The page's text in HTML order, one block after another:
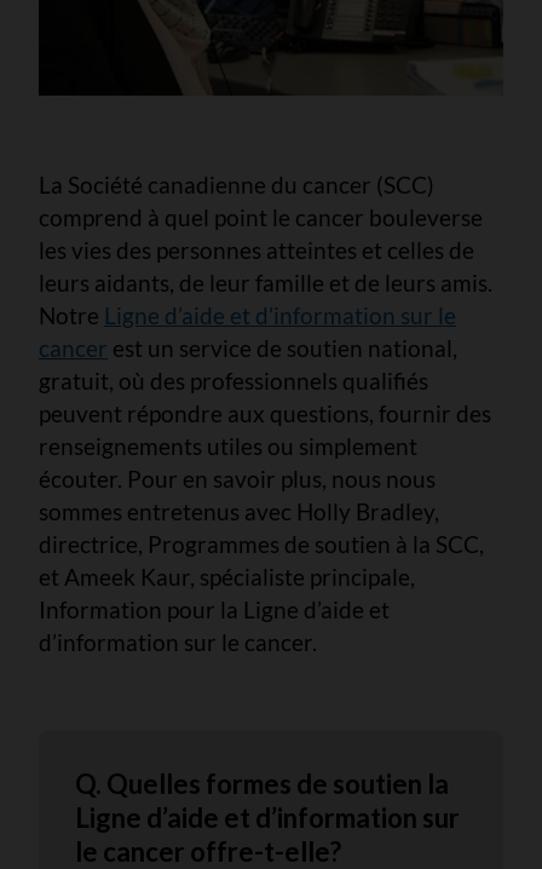
La Société canadienne du cancer (SCC)
comprend à quel point le cancer bouleverse
les vies des personnes atteintes et celles de
leurs aidants, de leur famille et de leurs amis.
Notre Ligne d’aide et d’information sur le
cancer est un service de soutien national,
gratuit, où des professionnels qualifiés
peuvent répondre aux questions, fournir des
renseignements utiles ou simplement
écouter. Pour en savoir plus, nous nous
sommes entretenus avec Holly Bradley,
directrice, Programmes de soutien à la SCC,
et Ameek Kaur, spécialiste principale,
Information pour la Ligne d’aide et
d’information sur le cancer.
Q. Quelles formes de soutien la
Ligne d’aide et d’information sur
le cancer offre-t-elle?